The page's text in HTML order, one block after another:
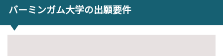
バーミンガム大学の出願要件